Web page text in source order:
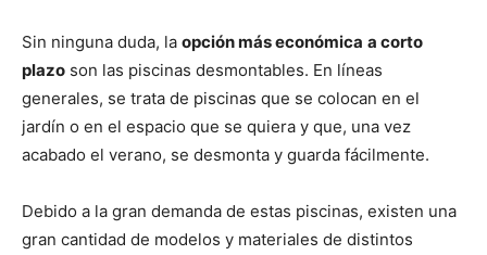
Sin ninguna duda, la opción más económica a corto
plazo son las piscinas desmontables. En líneas
generales, se trata de piscinas que se colocan en el
jardín o en el espacio que se quiera y que, una vez
acabado el verano, se desmonta y guarda fácilmente.
Debido a la gran demanda de estas piscinas, existen una
gran cantidad de modelos y materiales de distintos